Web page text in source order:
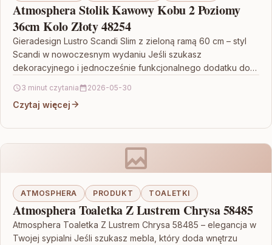
Atmosphera Stolik Kawowy Kobu 2 Poziomy
36cm Kolo Złoty 48254
Gieradesign Lustro Scandi Slim z zieloną ramą 60 cm – styl
Scandi w nowoczesnym wydaniu Jeśli szukasz
dekoracyjnego i jednocześnie funkcjonalnego dodatku do
3 minut czytania 2026-05-30
Czytaj więcej
ATMOSPHERA PRODUKT TOALETKI
Atmosphera Toaletka Z Lustrem Chrysa 58485
Atmosphera Toaletka Z Lustrem Chrysa 58485 – elegancja w
Twojej sypialni Jeśli szukasz mebla, który doda wnętrzu